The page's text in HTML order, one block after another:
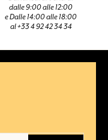
dalle 9:00 alle 12:00
e Dalle 14:00 alle 18:00
al +33 4 92 42 34 34